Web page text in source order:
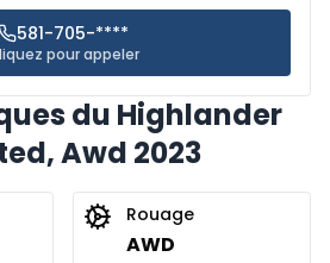
581-705-****
pour appeler
du Highlander
Awd 2023
Rouage
AWD